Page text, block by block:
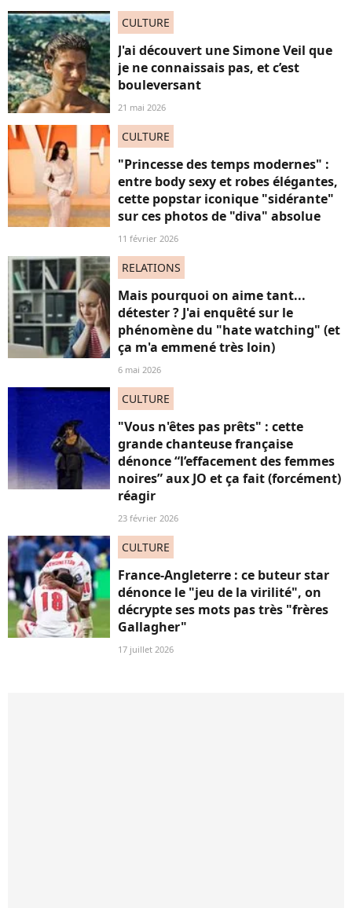
CULTURE
J'ai découvert une Simone Veil que
je ne connaissais pas, et c’est
bouleversant
21 mai 2026
CULTURE
"Princesse des temps modernes" :
entre body sexy et robes élégantes,
cette popstar iconique "sidérante"
sur ces photos de "diva" absolue
11 février 2026
RELATIONS
Mais pourquoi on aime tant...
détester ? J'ai enquêté sur le
phénomène du "hate watching" (et
ça m'a emmené très loin)
6 mai 2026
CULTURE
"Vous n'êtes pas prêts" : cette
grande chanteuse française
dénonce “l’effacement des femmes
noires” aux JO et ça fait (forcément)
réagir
23 février 2026
CULTURE
France-Angleterre : ce buteur star
dénonce le "jeu de la virilité", on
décrypte ses mots pas très "frères
Gallagher"
17 juillet 2026